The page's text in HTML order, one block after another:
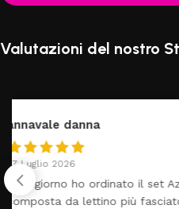
Valutazioni del nostro
Tutti
arrivato ben